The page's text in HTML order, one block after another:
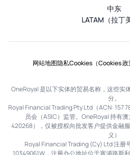
中东
LATAM（拉丁
网站地图隐私Cookies（Cookies 政
OneRoyal 是以下实体的贸易名称，这些实
分。
Royal Financial Trading Pty Ltd（ACN: 157
员会（ASIC）监管。OneRoyal 持有
420268），仅被授权向批发客户提供金融
义）
Royal Financial Trading (Cy) Ltd 注册
10349061W，注册办公地址位于塞浦路斯